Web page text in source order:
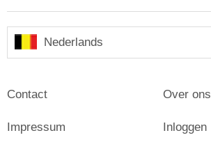
Nederlands
Contact
Impressum
Over ons
Inloggen